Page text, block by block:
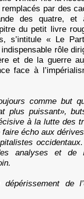
par des
des quatre, et
du petit livre
s’intitule « Le
rôle
et de la guerre
face à
comme but
plus puissant»,
à la lutte des
écho aux
analyses et de
dépérissement de